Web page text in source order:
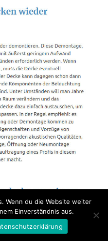
Wenn du die Website weiter
Einverständnis aus.